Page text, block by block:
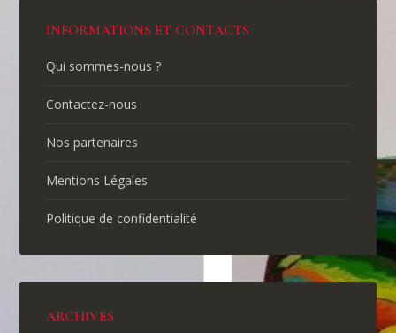
INFORMATIONS ET CONTACTS
Qui sommes-nous ?
Contactez-nous
Nos partenaires
Mentions Légales
Politique de confidentialité
ARCHIVES